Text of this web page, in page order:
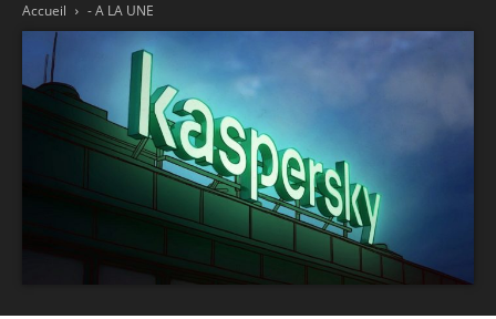
Accueil - A LA UNE